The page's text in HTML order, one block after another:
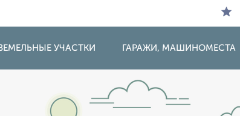
УЧАСТКИ ГАРАЖИ, МАШИНОМЕСТА